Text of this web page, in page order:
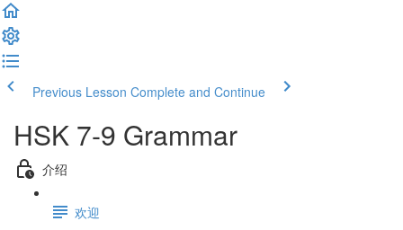
Previous Lesson Complete and Continue
HSK 7-9 Grammar
介绍
欢迎